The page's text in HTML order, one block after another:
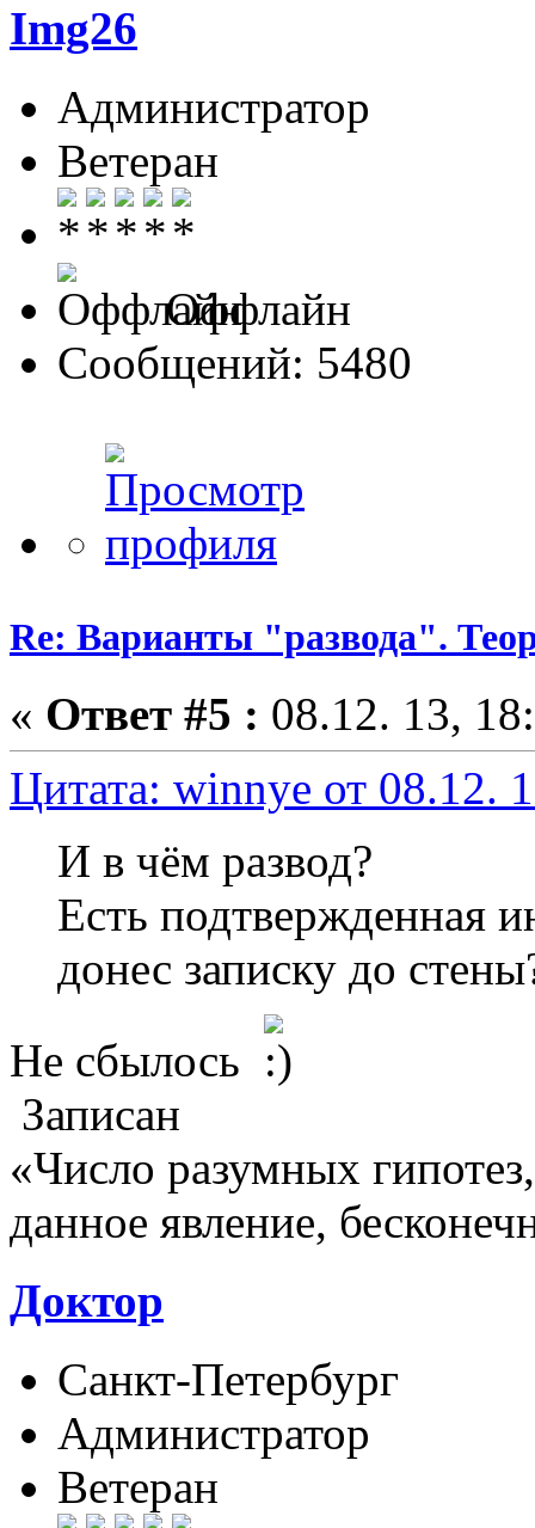
Img26
Администратор
Ветеран
Оффлайн
Сообщений: 5480
Re: Варианты "развода".
« Ответ #5 : 08.12. 13,
Цитата: winnye от 08.12.
И в чём развод?
Есть подтвержденная
донес записку до
Не сбылось
Записан
«Число разумных
данное явление,
Доктор
Санкт-Петербург
Администратор
Ветеран